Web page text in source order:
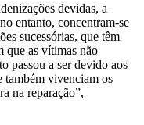
devidas, a
entanto, concentram-se
sucessórias, que têm
que as vítimas não
passou a ser devido aos
também vivenciam os
na reparação”,